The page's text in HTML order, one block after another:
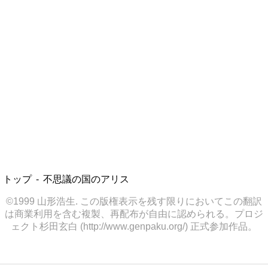
トップ 不思議の国のアリス
©1999 山形浩生. この版権表示を残す限りにおいてこの翻訳
は商業利用を含む複製、再配布が自由に認められる。プロジ
ェクト杉田玄白 (http://www.genpaku.org/) 正式参加作品。